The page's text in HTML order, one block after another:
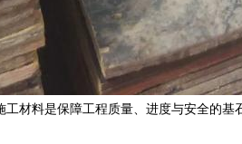
材料是保障工程质量、进度与安全的